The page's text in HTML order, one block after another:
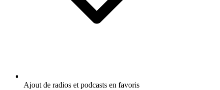
Ajout de radios et podcasts en favoris